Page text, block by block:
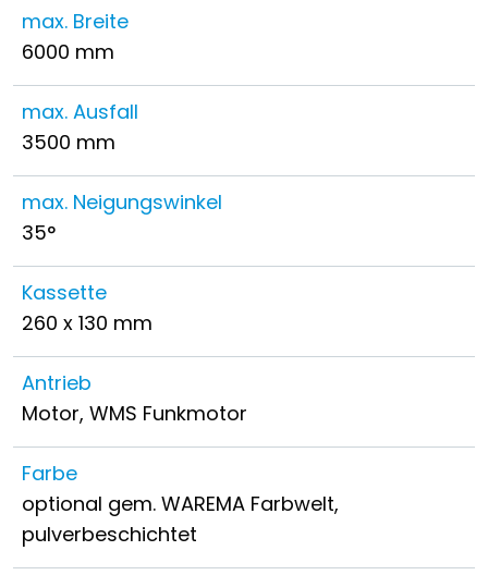
max. Breite
6000 mm
max. Ausfall
3500 mm
max. Neigungswinkel
35°
Kassette
260 x 130 mm
Antrieb
Motor, WMS Funkmotor
Farbe
optional gem. WAREMA Farbwelt,
pulverbeschichtet